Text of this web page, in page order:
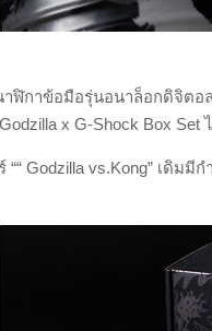
าฬิกาข้อมือรุ่นอนาล็อกดิจิต
Godzilla x G-Shock Box Set
““ Godzilla vs.Kong” เดิมมีก